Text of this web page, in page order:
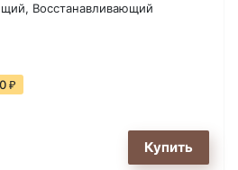
Восстанавливающий
₽